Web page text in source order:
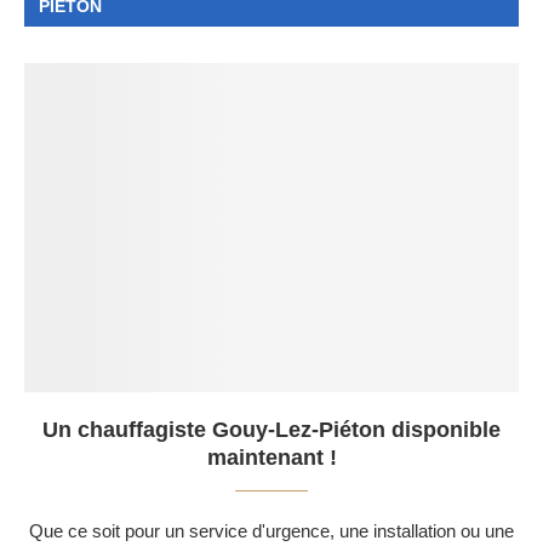
PIÉTON
Un chauffagiste Gouy-Lez-Piéton disponible
maintenant !
Que ce soit pour un service d'urgence, une installation ou une